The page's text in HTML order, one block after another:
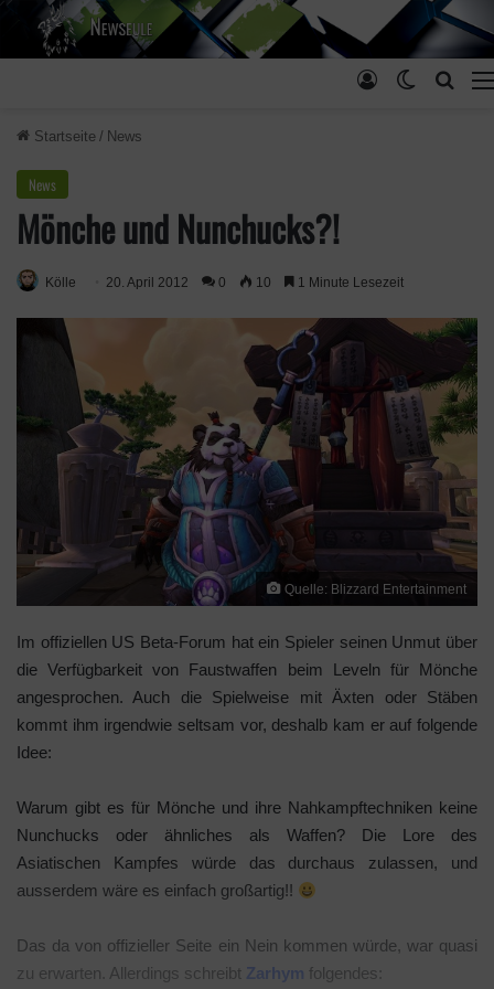
Skin
Anmelden
Startseite / News
News
Mönche und Nunchucks?!
Kölle 20. April 2012 0 10 1 Minute Lesezeit
Quelle: Blizzard Entertainment
Im offiziellen US Beta-Forum hat ein Spieler seinen Unmut über
die Verfügbarkeit von Faustwaffen beim Leveln für Mönche
angesprochen. Auch die Spielweise mit Äxten oder Stäben
kommt ihm irgendwie seltsam vor, deshalb kam er auf folgende
Idee:
Warum gibt es für Mönche und ihre Nahkampftechniken keine
Nunchucks oder ähnliches als Waffen? Die Lore des
Asiatischen Kampfes würde das durchaus zulassen, und
ausserdem wäre es einfach großartig!!
Das da von offizieller Seite ein Nein kommen würde, war quasi
zu erwarten. Allerdings schreibt Zarhym folgendes: